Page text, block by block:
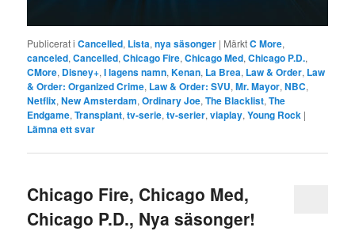
Publicerat i Cancelled, Lista,nya säsonger | MärktC More,
canceled,Cancelled,Chicago Fire,Chicago Med,Chicago P.D.,
CMore, Disney+,I lagens namn,Kenan, La Brea, Law & Order, Law
& Order: Organized Crime, Law & Order: SVU,Mr. Mayor,NBC,
Netflix,New Amsterdam,Ordinary Joe,The Blacklist,The
Endgame,Transplant,tv-serie,tv-serier,viaplay,Young Rock |
Lämna ett svar
Chicago Fire, Chicago Med,
Chicago P.D., Nya säsonger!